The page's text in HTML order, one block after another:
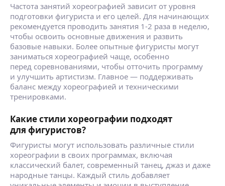
Частота занятий хореографией зависит от уровня
подготовки фигуриста и его целей. Для начинающих
рекомендуется проводить занятия 1-2 раза в неделю,
чтобы освоить основные движения и развить
базовые навыки. Более опытные фигуристы могут
заниматься хореографией чаще, особенно
перед соревнованиями, чтобы отточить программу
и улучшить артистизм. Главное — поддерживать
баланс между хореографией и техническими
тренировками.
Какие стили хореографии подходят
для фигуристов?
Фигуристы могут использовать различные стили
хореографии в своих программах, включая
классический балет, современный танец, джаз и даже
народные танцы. Каждый стиль добавляет